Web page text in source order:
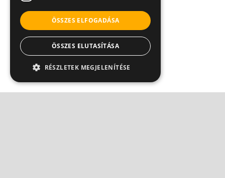
ÖSSZES ELFOGADÁSA
ÖSSZES ELUTASÍTÁSA
RÉSZLETEK MEGJELENÍTÉSE